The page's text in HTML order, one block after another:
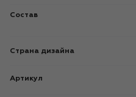
Состав
Страна дизайна
Артикул